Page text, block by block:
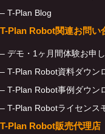
– T-Plan Blog
T-Plan Robot関連お問い
– デモ・1ヶ月間体験お申
– T-Plan Robot資料ダウン
– T-Plan Robot事例ダウン
– T-Plan Robotライセンス
T-Plan Robot販売代理店